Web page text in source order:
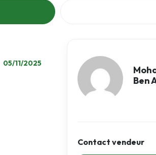
05/11/2025
Ben
Contact vendeur